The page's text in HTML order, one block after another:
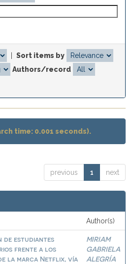
Sort items by
Authors/record
time: 0.001 seconds).
previous 1 next
Author(s)
de estudiantes
frente a los
la marca Netflix, vía
MIRIAM
GABRIELA
ALEGRÍA